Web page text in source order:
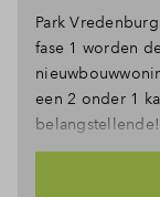
Park
fase 1 worden
een 2 onder 1
belangstellende!